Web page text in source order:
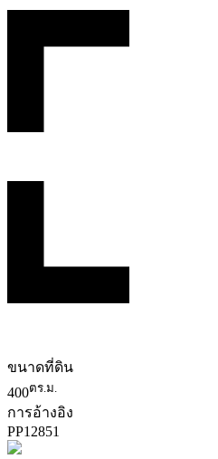
ขนาดที่ดิน
400ตร.ม.
การอ้างอิง
PP12851